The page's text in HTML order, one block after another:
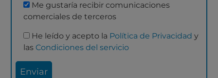
Me gustaría recibir comunicaciones
comerciales de terceros
He leído y acepto la Política de Privacidad y
las Condiciones del servicio